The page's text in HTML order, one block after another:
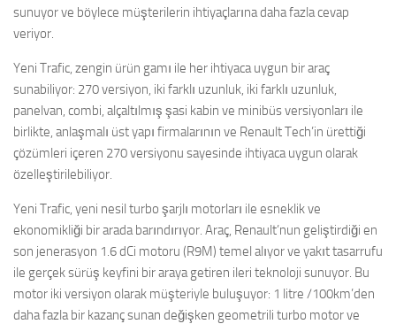
sunuyor ve böylece müşterilerin ihtiyaçlarına daha fazla cevap
veriyor.
Yeni Trafic, zengin ürün gamı ile her ihtiyaca uygun bir araç
sunabiliyor: 270 versiyon, iki farklı uzunluk, iki farklı uzunluk,
panelvan, combi, alçaltılmış şasi kabin ve minibüs versiyonları ile
birlikte, anlaşmalı üst yapı firmalarının ve Renault Tech’in ürettiği
çözümleri içeren 270 versiyonu sayesinde ihtiyaca uygun olarak
özelleştirilebiliyor.
Yeni Trafic, yeni nesil turbo şarjlı motorları ile esneklik ve
ekonomikliği bir arada barındırıyor. Araç, Renault’nun geliştirdiği en
son jenerasyon 1.6 dCi motoru (R9M) temel alıyor ve yakıt tasarrufu
ile gerçek sürüş keyfini bir araya getiren ileri teknoloji sunuyor. Bu
motor iki versiyon olarak müşteriyle buluşuyor: 1 litre /100km’den
daha fazla bir kazanç sunan değişken geometrili turbo motor ve